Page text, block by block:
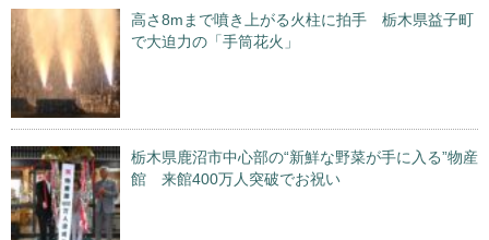
高さ8mまで噴き上がる火柱に拍手 栃木県益子町
で大迫力の「手筒花火」
栃木県鹿沼市中心部の“新鮮な野菜が手に入る”物産
館 来館400万人突破でお祝い